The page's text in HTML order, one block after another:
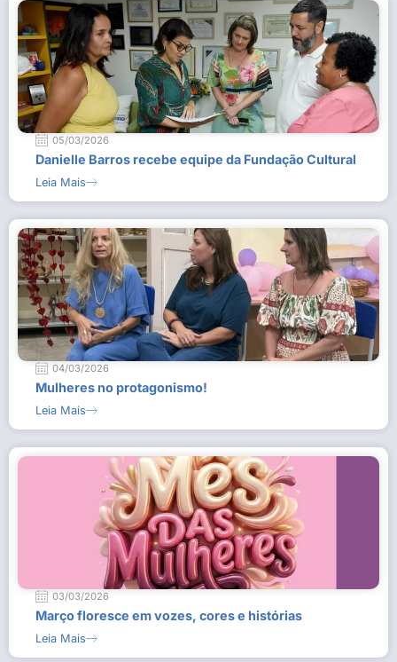
05/03/2026
Danielle Barros recebe equipe da Fundação Cultural
Leia Mais
04/03/2026
Mulheres no protagonismo!
Leia Mais
03/03/2026
Março floresce em vozes, cores e histórias
Leia Mais